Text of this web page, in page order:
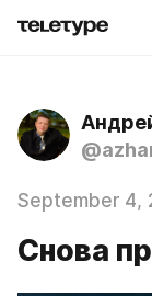
September 4,
Снова